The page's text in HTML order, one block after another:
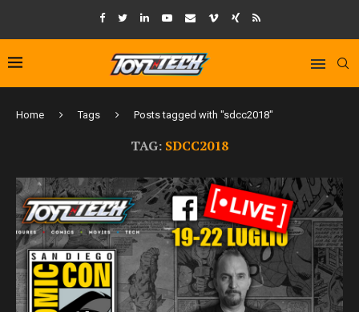
Home Tags Posts tagged with "sdcc2018"
TAG: SDCC2018